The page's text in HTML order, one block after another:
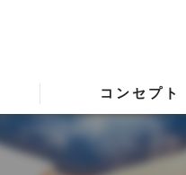
コンセプト